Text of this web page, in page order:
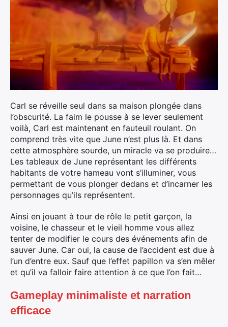
Carl se réveille seul dans sa maison plongée dans
l’obscurité. La faim le pousse à se lever seulement
voilà, Carl est maintenant en fauteuil roulant. On
comprend très vite que June n’est plus là. Et dans
cette atmosphère sourde, un miracle va se produire…
Les tableaux de June représentant les différents
habitants de votre hameau vont s’illuminer, vous
permettant de vous plonger dedans et d’incarner les
personnages qu’ils représentent.
Ainsi en jouant à tour de rôle le petit garçon, la
voisine, le chasseur et le vieil homme vous allez
tenter de modifier le cours des événements afin de
sauver June. Car oui, la cause de l’accident est due à
l’un d’entre eux. Sauf que l’effet papillon va s’en mêler
et qu’il va falloir faire attention à ce que l’on fait…
Gameplay minimaliste et narration
efficace